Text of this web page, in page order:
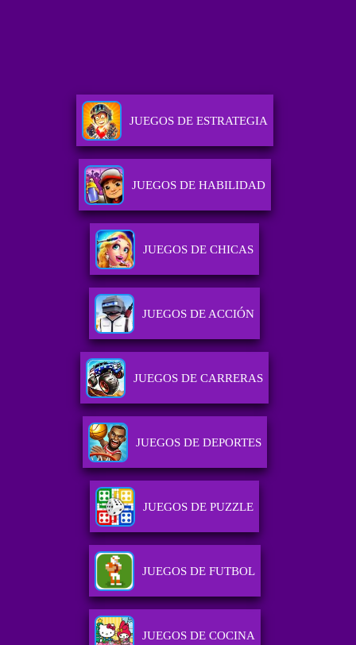
JUEGOS DE ESTRATEGIA
JUEGOS DE HABILIDAD
JUEGOS DE CHICAS
JUEGOS DE ACCIÓN
JUEGOS DE CARRERAS
JUEGOS DE DEPORTES
JUEGOS DE PUZZLE
JUEGOS DE FUTBOL
JUEGOS DE COCINA